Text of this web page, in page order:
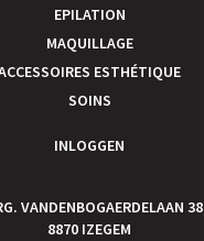
EPILATION
MAQUILLAGE
ESTHÉTIQUE
SOINS
INLOGGEN
VANDENBOGAERDELAAN 38
8870 IZEGEM